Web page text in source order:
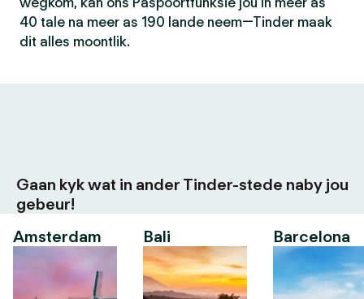
40 tale na meer as 190 lande neem—Tinder maak
dit alles moontlik.
Gaan kyk wat in ander Tinder-stede naby jou
gebeur!
Amsterdam
Bali Barcelona